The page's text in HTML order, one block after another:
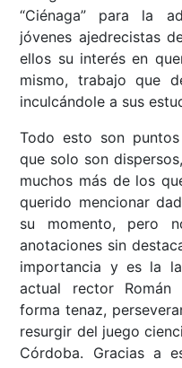
“Ciénaga” para la
jóvenes ajedrecistas
ellos su interés en
mismo, trabajo que
inculcándole a sus
Todo esto son
que solo son
muchos más de los
querido mencionar
su momento, pero
anotaciones sin
importancia y es la
actual rector Román
forma tenaz,
resurgir del juego
Córdoba. Gracias a